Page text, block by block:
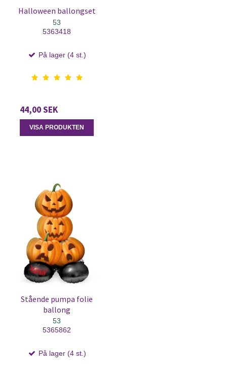
Halloween ballongset
53
5363418
På lager (4 st.)
44,00 SEK
VISA PRODUKTEN
Stående pumpa folie
ballong
53
5365862
På lager (4 st.)